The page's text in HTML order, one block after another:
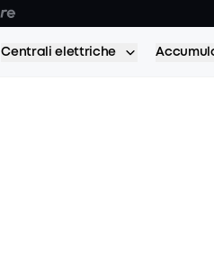
Centrali elettriche